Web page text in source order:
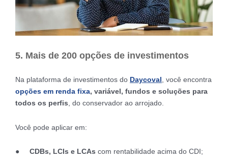
5. Mais de 200 opções de investimentos
Na plataforma de investimentos do Daycoval , você encontra
opções em renda fixa, variável, fundos e soluções para
todos os perfis , do conservador ao arrojado.
Você pode aplicar em:
● CDBs, LCIs e LCAs com rentabilidade acima do CDI;